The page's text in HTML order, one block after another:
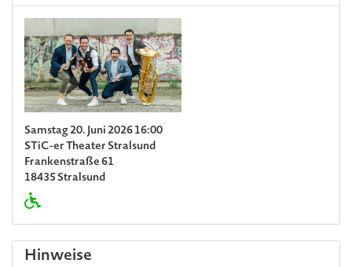
Samstag 20. Juni 2026 16:00
STiC-er Theater Stralsund
Frankenstraße 61
18435 Stralsund
Hinweise